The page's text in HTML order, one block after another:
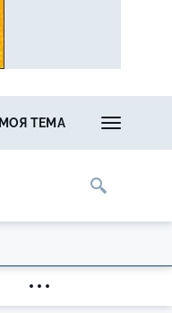
МОЯ ТЕМА